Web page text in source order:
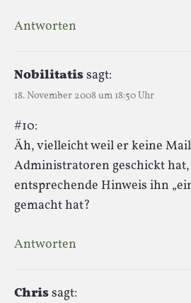
Antworten
Nobilitatissagt:
18. November 2008 um 18:50 Uhr
#10:
Äh, vielleicht weil er keine
Administratoren geschickt
entsprechende Hinweis ihn
gemacht hat?
Antworten
Chrissagt: